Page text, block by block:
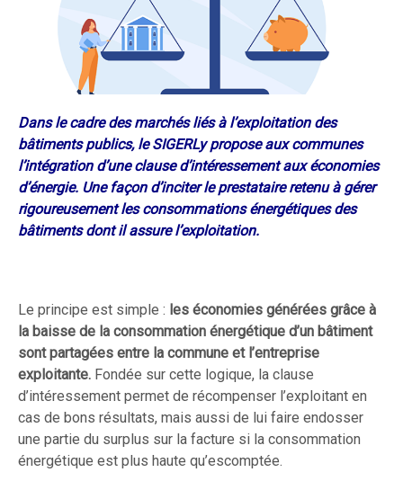
Dans le cadre des marchés liés à l’exploitation des
bâtiments publics, le SIGERLy propose aux communes
l’intégration d’une clause d’intéressement aux économies
d’énergie. Une façon d’inciter le prestataire retenu à gérer
rigoureusement les consommations énergétiques des
bâtiments dont il assure l’exploitation.
Le principe est simple : les économies générées grâce à
la baisse de la consommation énergétique d’un bâtiment
sont partagées entre la commune et l’entreprise
exploitante. Fondée sur cette logique, la clause
d’intéressement permet de récompenser l’exploitant en
cas de bons résultats, mais aussi de lui faire endosser
une partie du surplus sur la facture si la consommation
énergétique est plus haute qu’escomptée.